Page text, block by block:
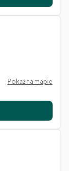
Pokaż na mapie